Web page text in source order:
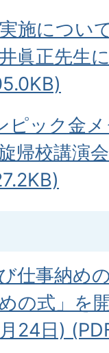
施につい
眞正先生
ック金
帰校講演
仕事納め
の式」を
24日)